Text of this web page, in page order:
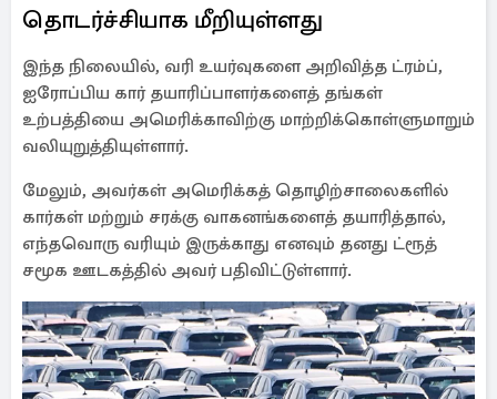
தொடர்ச்சியாக மீறியுள்ளது
இந்த நிலையில், வரி உயர்வுகளை அறிவித்த ட்ரம்ப்,
ஐரோப்பிய கார் தயாரிப்பாளர்களைத் தங்கள்
உற்பத்தியை அமெரிக்காவிற்கு மாற்றிக்கொள்ளுமாறும்
வலியுறுத்தியுள்ளார்.
மேலும், அவர்கள் அமெரிக்கத் தொழிற்சாலைகளில்
கார்கள் மற்றும் சரக்கு வாகனங்களைத் தயாரித்தால்,
எந்தவொரு வரியும் இருக்காது எனவும் தனது ட்ரூத்
சமூக ஊடகத்தில் அவர் பதிவிட்டுள்ளார்.